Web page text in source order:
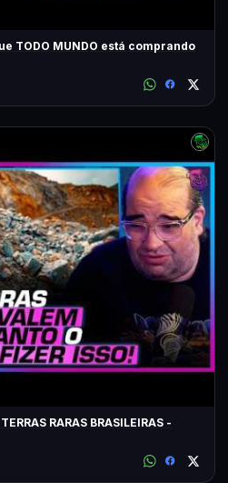
TODO MUNDO está comprando
RARAS BRASILEIRAS -